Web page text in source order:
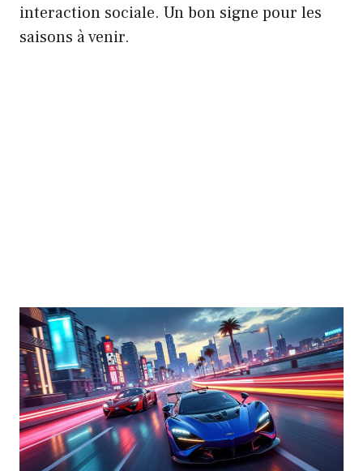
interaction sociale. Un bon signe pour les
saisons à venir.